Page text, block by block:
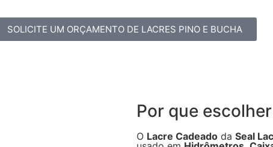
SOLICITE UM ORÇAMENTO DE LACRES PINO E BUCHA
Por que
O Lacre Cadeado da Seal